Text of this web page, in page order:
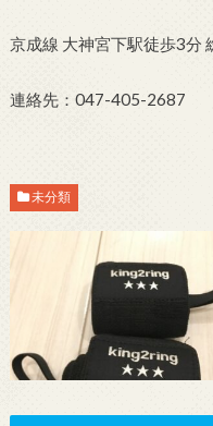
京成線 大神宮下駅徒歩3分
連絡先：047-405-2687
未分類